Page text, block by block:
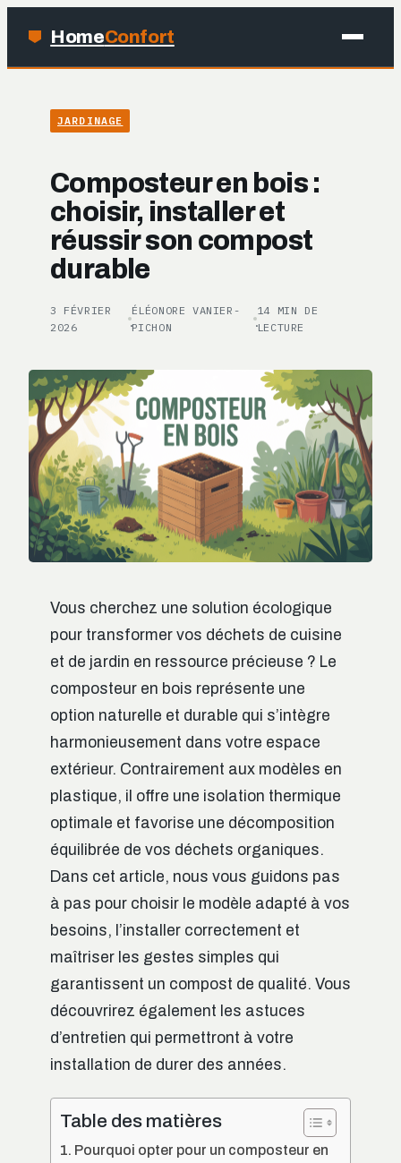
HomeConfort
JARDINAGE
DÉCO
JARDINAGE
Composteur en bois :
choisir, installer et
réussir son compost
durable
3 FÉVRIER
2026
·
ÉLÉONORE VANIER-
PICHON
·
14 MIN DE
LECTURE
Vous cherchez une solution écologique
pour transformer vos déchets de cuisine
et de jardin en ressource précieuse ? Le
composteur en bois représente une
option naturelle et durable qui s’intègre
harmonieusement dans votre espace
extérieur. Contrairement aux modèles en
plastique, il offre une isolation thermique
optimale et favorise une décomposition
équilibrée de vos déchets organiques.
Dans cet article, nous vous guidons pas
à pas pour choisir le modèle adapté à vos
besoins, l’installer correctement et
maîtriser les gestes simples qui
garantissent un compost de qualité. Vous
découvrirez également les astuces
d’entretien qui permettront à votre
installation de durer des années.
Table des matières
Pourquoi opter pour un composteur en